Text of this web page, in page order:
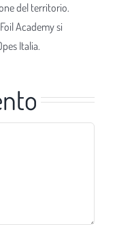
del territorio.
Academy si
Italia.